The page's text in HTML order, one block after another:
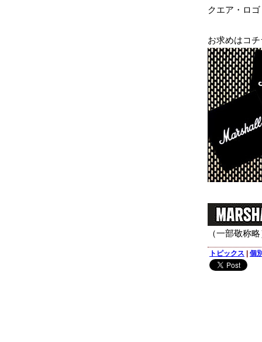
クエア・ロ
お求めはコ
（一部敬称
トピックス | 個